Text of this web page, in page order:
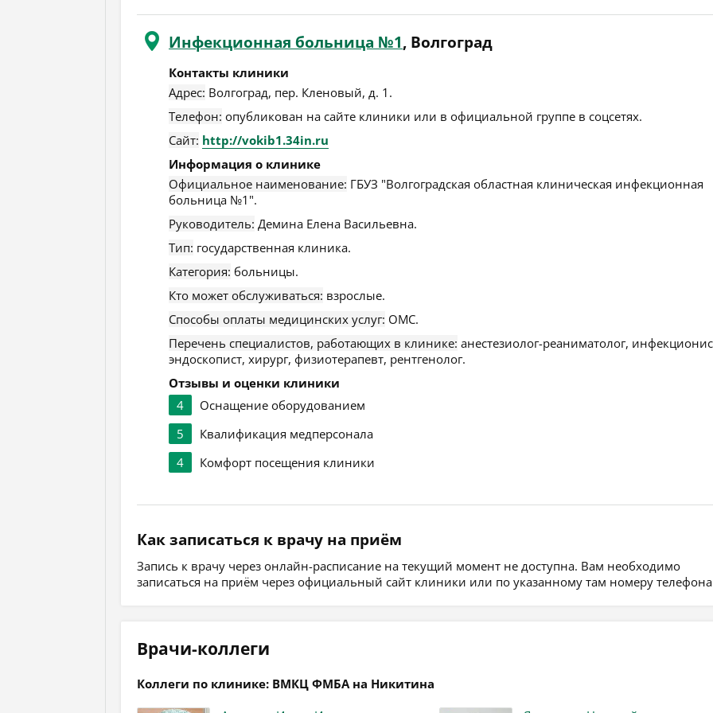
Инфекционная больница №1, Волгоград
Контакты клиники
Адрес: Волгоград, пер. Кленовый, д. 1 .
Телефон: опубликован на сайте клиники или в официальной группе в соцсетях.
Сайт: http://vokib1.34in.ru
Информация о клинике
Официальное наименование: ГБУЗ "Волгоградская областная клиническая инфекционная
больница №1".
Руководитель: Демина Елена Васильевна.
Тип: государственная клиника.
Категория: больницы.
Кто может обслуживаться: взрослые.
Способы оплаты медицинских услуг: ОМС.
Перечень специалистов, работающих в клинике: анестезиолог-реаниматолог,
эндоскопист, хирург, физиотерапевт, рентгенолог.
Отзывы и оценки клиники
4
Оснащение оборудованием
5
Квалификация медперсонала
4
Комфорт посещения клиники
Как записаться к врачу на приём
Запись к врачу через онлайн-расписание на текущий момент не доступна. Вам необходимо
записаться на приём через официальный сайт клиники или по указанному там номеру
Врачи-коллеги
Коллеги по клинике: ВМКЦ ФМБА на Никитина